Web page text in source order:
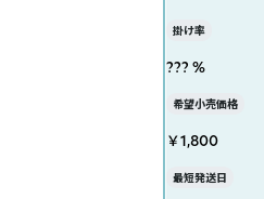
掛け率
??? %
希望小売価格
￥1,800
最短発送日